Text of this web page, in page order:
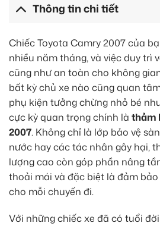
Thông tin chi tiết
Chiếc Toyota Camry 2007 của
nhiều năm tháng, và việc duy trì
cũng như an toàn cho không
bất kỳ chủ xe nào cũng quan
phụ kiện tưởng chừng nhỏ bé
cực kỳ quan trọng chính là thảm
2007. Không chỉ là lớp bảo vệ
nước hay các tác nhân gây hại,
lượng cao còn góp phần nâng
thoải mái và đặc biệt là đảm
cho mỗi chuyến đi.
Với những chiếc xe đã có tuổi